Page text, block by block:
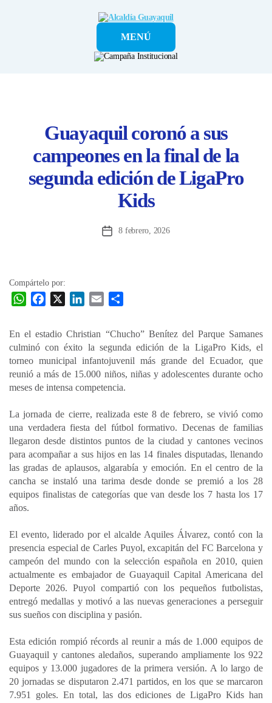
Alcaldía
GuayaquilMENÚ
Guayaquil coronó a sus
campeones en la final de la
segunda edición de LigaPro
Kids
Fecha8 febrero, 2026
Compártelo por:
W
s
A
p
b
o
o
k
e
d
I
l
p
a
r
r
En el estadio Christian “Chucho” Benítez del Parque Samanes
culminó con éxito la segunda edición de la LigaPro Kids, el
torneo municipal infantojuvenil más grande del Ecuador, que
reunió a más de 15.000 niños, niñas y adolescentes durante ocho
meses de intensa competencia.
La jornada de cierre, realizada este 8 de febrero, se vivió como
una verdadera fiesta del fútbol formativo. Decenas de familias
llegaron desde distintos puntos de la ciudad y cantones vecinos
para acompañar a sus hijos en las 14 finales disputadas, llenando
las gradas de aplausos, algarabía y emoción. En el centro de la
cancha se instaló una tarima desde donde se premió a los 28
equipos finalistas de categorías que van desde los 7 hasta los 17
años.
El evento, liderado por el alcalde Aquiles Álvarez, contó con la
presencia especial de Carles Puyol, excapitán del FC Barcelona y
campeón del mundo con la selección española en 2010, quien
actualmente es embajador de Guayaquil Capital Americana del
Deporte 2026. Puyol compartió con los pequeños futbolistas,
entregó medallas y motivó a las nuevas generaciones a perseguir
sus sueños con disciplina y pasión.
Esta edición rompió récords al reunir a más de 1.000 equipos de
Guayaquil y cantones aledaños, superando ampliamente los 922
equipos y 13.000 jugadores de la primera versión. A lo largo de
20 jornadas se disputaron 2.471 partidos, en los que se marcaron
7.951 goles. En total, las dos ediciones de LigaPro Kids han